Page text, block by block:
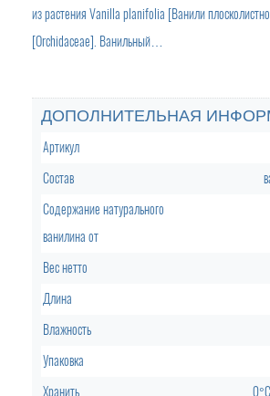
из растения Vanilla planifolia [Ванили
[Orchidaceae]. Ванильный…
ДОПОЛНИТЕЛЬНАЯ
Артикул
Состав
Содержание натурального
ванилина от
Вес нетто
Длина
Влажность
Упаковка
Хранить
0°C